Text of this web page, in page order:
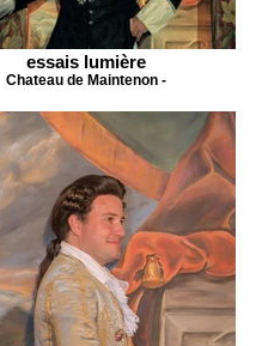
essais lumière
Chateau de Maintenon -